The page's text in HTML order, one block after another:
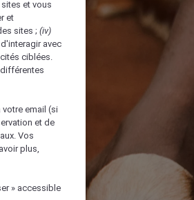
et vous
et
sites ; (iv)
avec
ciblées.
email (si
et de
Vos
plus,
» accessible